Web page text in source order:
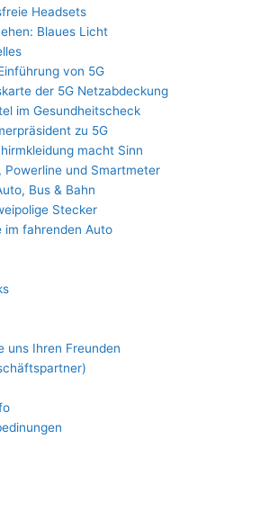
Headsets
Blaues Licht
von 5G
der 5G Netzabdeckung
im Gesundheitscheck
zu 5G
macht Sinn
Powerline und Smartmeter
Bus & Bahn
Stecker
im fahrenden Auto
uns Ihren Freunden